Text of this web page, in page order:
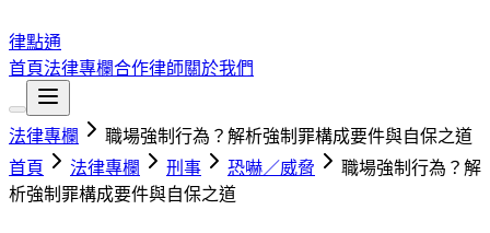
律點通
首頁法律專欄合作律師關於我們
法律專欄
職場強制行為？解析強制罪構成要件與自保之道
首頁
法律專欄 刑事 恐嚇／威脅
職場強制行為？解
析強制罪構成要件與自保之道